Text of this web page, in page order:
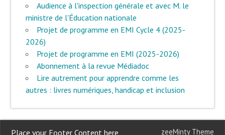
Audience à l'inspection générale et avec M. le
ministre de l'Éducation nationale
Projet de programme en EMI Cycle 4 (2025-
2026)
Projet de programme en EMI (2025-2026)
Abonnement à la revue Médiadoc
Lire autrement pour apprendre comme les
autres : livres numériques, handicap et inclusion
Place your Footer Content here zeeMinty Theme